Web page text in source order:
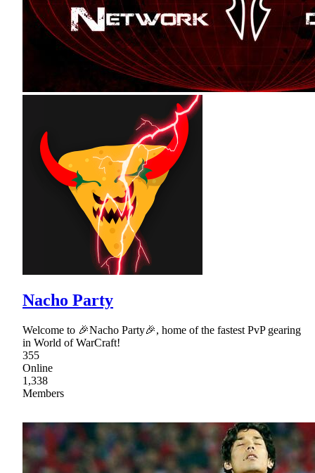
Nacho Party
Welcome to 🎉Nacho Party🎉, home of the fastest PvP gearing
in World of WarCraft!
355
Online
1,338
Members